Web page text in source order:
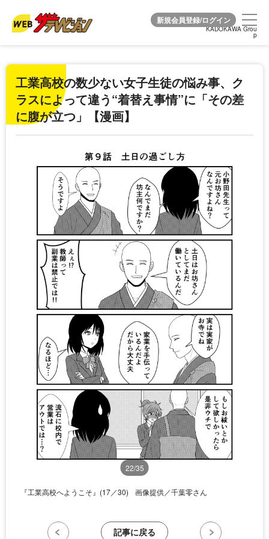
KADOKAWA Grou
p
KADOKAWA Grou
p
工業高校の数少ない女子生徒の悩み事、ク
ラスによって違う“着替え事情”に「その差
に腹が立つ」【漫画】
22/35
『工業高校へようこそ』(17／30) 画像提供／千葉零さん
記事に戻る